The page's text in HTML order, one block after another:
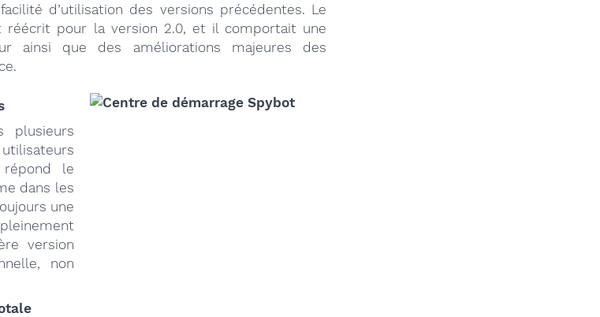
d’utilisation des versions précédentes. Le
réécrit pour la version 2.0, et il comportait une
ainsi que des améliorations majeures des
plusieurs
le
dans les
une
version
non